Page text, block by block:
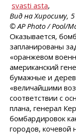
svasti asta,
Вид на Хиросиму,
© AP Photo / Pool/
Оказывается,
запланированы
«оранжевом
американский
бумажные и
«величайшими
соответствии с
плана, генерал
бомбардировок
городов, кочевой